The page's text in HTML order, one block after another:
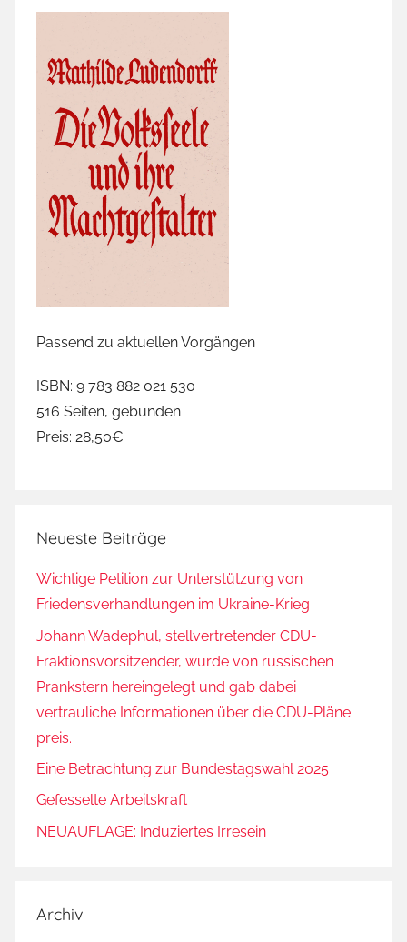
Passend zu aktuellen Vorgängen
ISBN: 9 783 882 021 530
516 Seiten, gebunden
Preis: 28,50€
Neueste Beiträge
Wichtige Petition zur Unterstützung von
Friedensverhandlungen im Ukraine-Krieg
Johann Wadephul, stellvertretender CDU-
Fraktionsvorsitzender, wurde von russischen
Prankstern hereingelegt und gab dabei
vertrauliche Informationen über die CDU-Pläne
preis.
Eine Betrachtung zur Bundestagswahl 2025
Gefesselte Arbeitskraft
NEUAUFLAGE: Induziertes Irresein
Archiv